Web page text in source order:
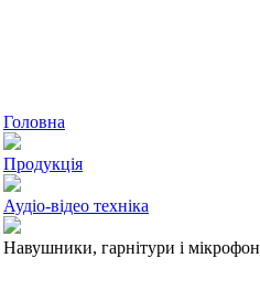
Головна
Продукцiя
Аудіо-відео техніка
Навушники, гарнітури і